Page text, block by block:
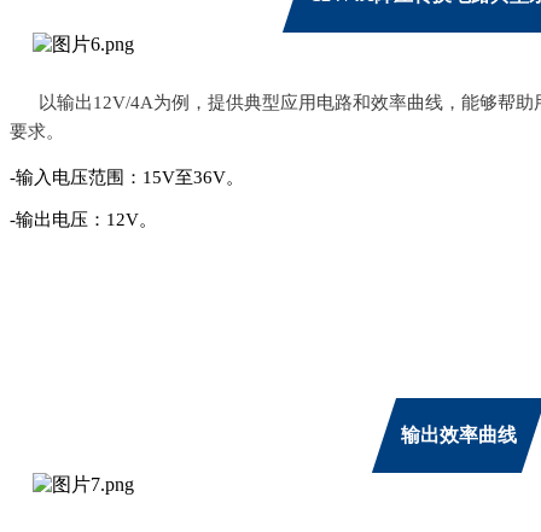
以输出12V/4A为例，提供典型应用电路和效率曲线，能够帮助
要求。
-输入电压范围：15V至36V。
-输出电压：12V。
输出效率曲线